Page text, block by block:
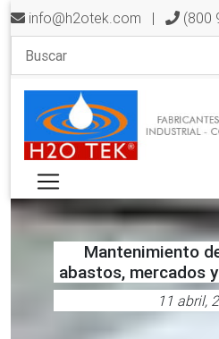
info@h2otek.com | (800
Mantenimiento
abastos, mercados
11 abril,